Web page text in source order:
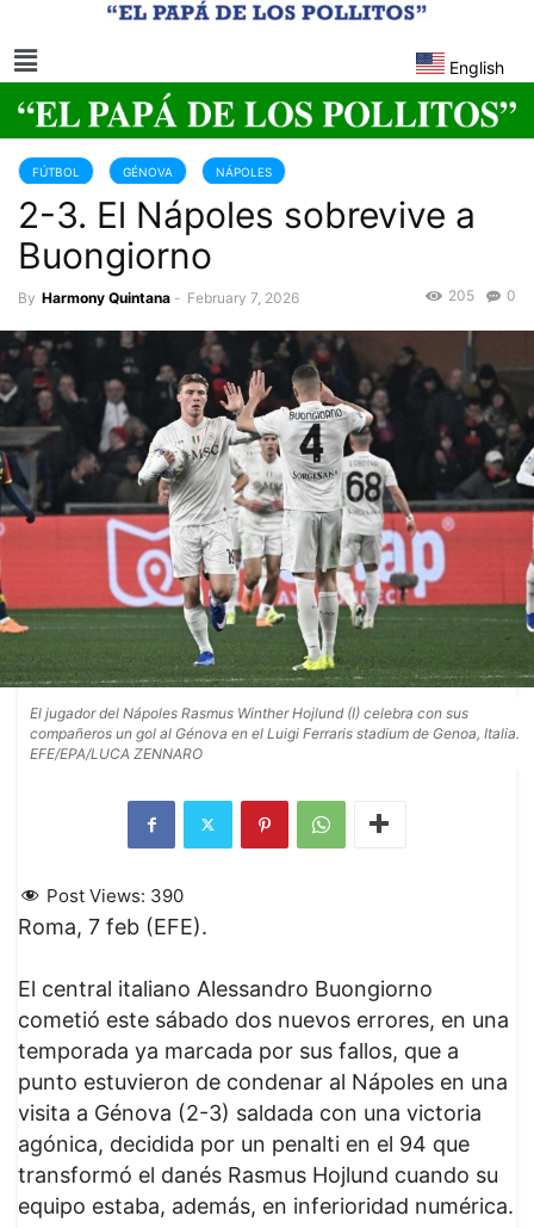
English
FÚTBOL GÉNOVA NÁPOLES
2-3. El Nápoles sobrevive a
Buongiorno
By Harmony Quintana - February 7, 2026 0
205
El jugador del Nápoles Rasmus Winther Hojlund (I) celebra con sus
compañeros un gol al Génova en el Luigi Ferraris stadium de Genoa, Italia.
EFE/EPA/LUCA ZENNARO
Post Views: 390
Roma, 7 feb (EFE).
El central italiano Alessandro Buongiorno
cometió este sábado dos nuevos errores, en una
temporada ya marcada por sus fallos, que a
punto estuvieron de condenar al Nápoles en una
visita a Génova (2-3) saldada con una victoria
agónica, decidida por un penalti en el 94 que
transformó el danés Rasmus Hojlund cuando su
equipo estaba, además, en inferioridad numérica.